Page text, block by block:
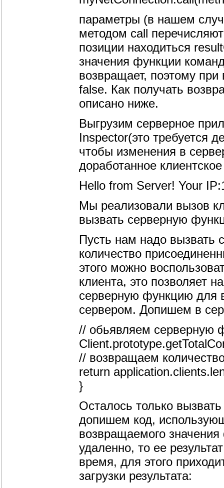
параметры (в нашем
методом call
позиции находиться
значения функции
возвращает, поэтому
false. Как получать
описано ниже.
Выгрузим серверное
Inspector(это требуется
чтобы изменения в
доработанное
Hello from Server! Your
Мы реализовали вызов
вызвать серверную
Пусть нам надо вызвать
количество
этого можно
клиента, это позволяет
серверную функцию для
сервером. Допишем в
// обьявляем серверную
// возвращаем
return
}
Осталось только
допишем код,
возвращаемого
удаленно, то ее
время, для этого
загрузки результата: